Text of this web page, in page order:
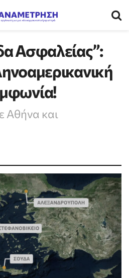
Ασφαλείας”:
Αθήνα και